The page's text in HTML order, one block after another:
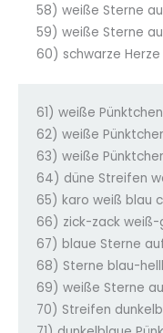
58) weiße Sterne
59) weiße Sterne
60) schwarze
61) weiße
62) weiße
63) weiße
64) düne Streifen
65) karo weiß blau
66) zick-zack
67) blaue Sterne
68) Sterne blau-
69) weiße Sterne
70) Streifen